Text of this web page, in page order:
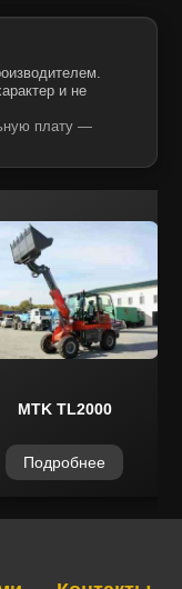
и не
плату —
MTK TL2000
Подробнее